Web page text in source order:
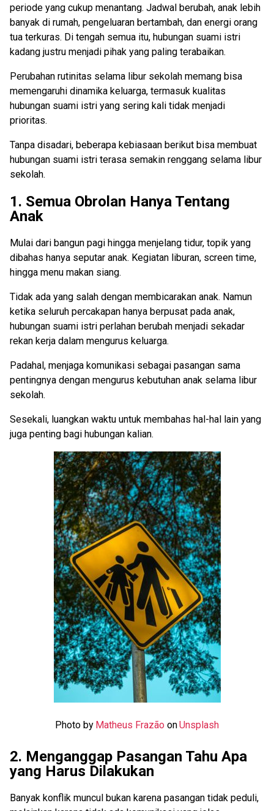
periode yang cukup menantang. Jadwal berubah, anak lebih
banyak di rumah, pengeluaran bertambah, dan energi orang
tua terkuras. Di tengah semua itu, hubungan suami istri
kadang justru menjadi pihak yang paling terabaikan.
Perubahan rutinitas selama libur sekolah memang bisa
memengaruhi dinamika keluarga, termasuk kualitas
hubungan suami istri yang sering kali tidak menjadi
prioritas.
Tanpa disadari, beberapa kebiasaan berikut bisa membuat
hubungan suami istri terasa semakin renggang selama libur
sekolah.
1. Semua Obrolan Hanya Tentang
Anak
Mulai dari bangun pagi hingga menjelang tidur, topik yang
dibahas hanya seputar anak. Kegiatan liburan, screen time,
hingga menu makan siang.
Tidak ada yang salah dengan membicarakan anak. Namun
ketika seluruh percakapan hanya berpusat pada anak,
hubungan suami istri perlahan berubah menjadi sekadar
rekan kerja dalam mengurus keluarga.
Padahal, menjaga komunikasi sebagai pasangan sama
pentingnya dengan mengurus kebutuhan anak selama libur
sekolah.
Sesekali, luangkan waktu untuk membahas hal-hal lain yang
juga penting bagi hubungan kalian.
Photo by Matheus Frazão onUnsplash
2. Menganggap Pasangan Tahu Apa
yang Harus Dilakukan
Banyak konflik muncul bukan karena pasangan tidak peduli,